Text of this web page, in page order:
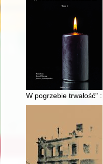
W pogrzebie trwałość"